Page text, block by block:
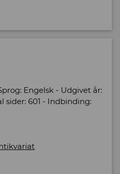
Engelsk - Udgivet år:
sider: 601 - Indbinding: